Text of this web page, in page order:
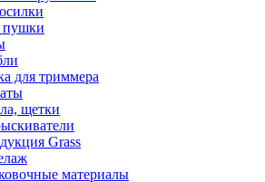
пушки
для триммера
щетки
Grass
материалы